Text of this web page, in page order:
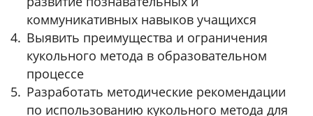
коммуникативных навыков учащихся
Выявить преимущества и ограничения
кукольного метода в образовательном
процессе
Разработать методические рекомендации
по использованию кукольного метода для